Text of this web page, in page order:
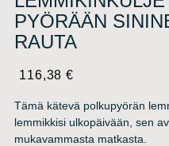
PYÖRÄÄN
RAUTA
116,38€
Tämä kätevä polkupyörän
lemmikkisi ulkopäivään, sen
mukavammasta matkasta.